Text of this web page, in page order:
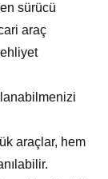
sürücü
araç
araçlar, hem